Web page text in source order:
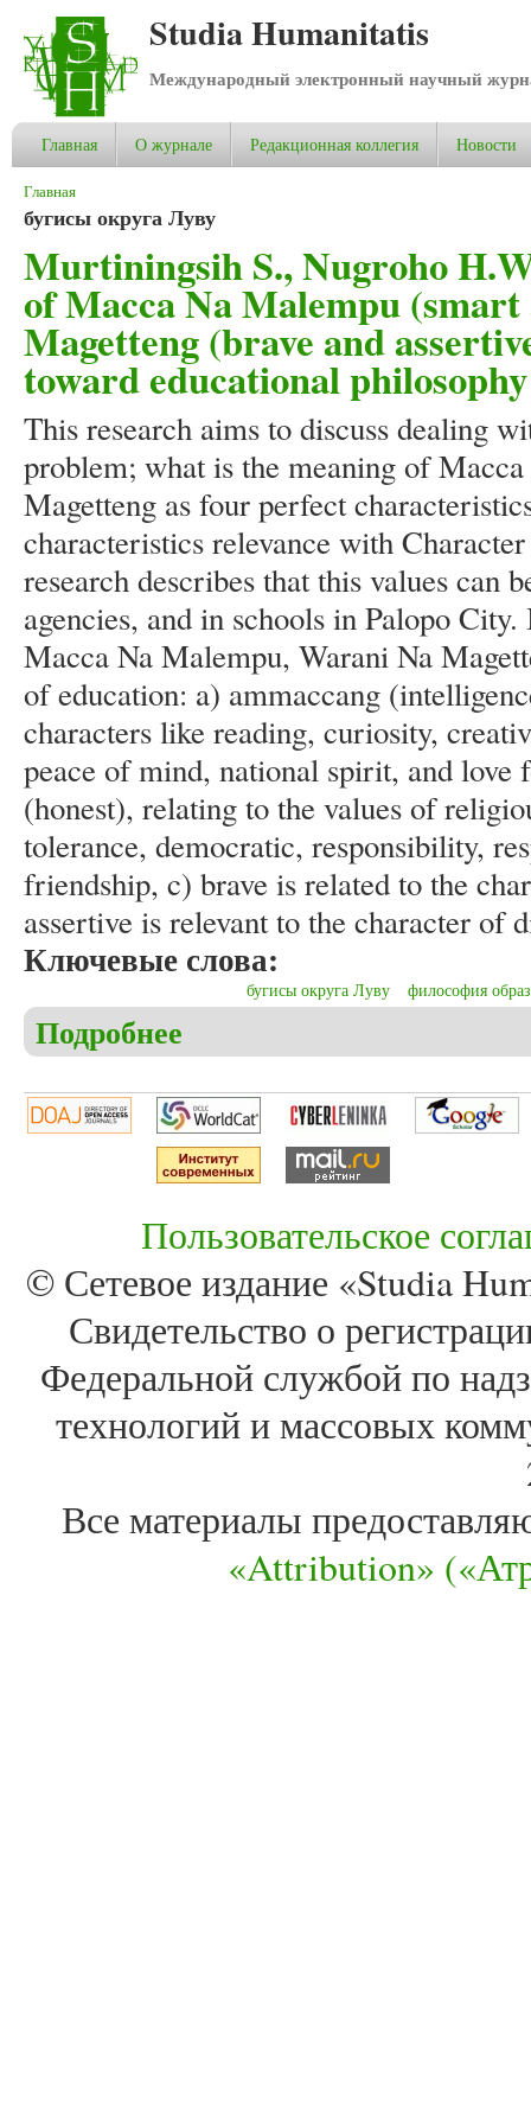
Studia Humanitatis
Международный электронный научный
Главная О журнале Редакционная коллегия Новости
Вы здесь
Главная
бугисы округа Луву
Murtiningsih S., Nugroho
of Macca Na Malempu
Magetteng (brave and
toward educational
This research aims to discuss dealing
problem; what is the meaning of
Magetteng as four perfect
characteristics relevance with
research describes that this values can
agencies, and in schools in Palopo
Macca Na Malempu, Warani Na
of education: a) ammaccang
characters like reading, curiosity,
peace of mind, national spirit, and love
(honest), relating to the values of
tolerance, democratic, responsibility,
friendship, c) brave is related to the
assertive is relevant to the character of
Ключевые слова:
бугисы округа Луву философия
Подробнее
Пользовательское
© Сетевое издание «Studia
Свидетельство о
Федеральной службой по
технологий и массовых
Все материалы
«Attribution»